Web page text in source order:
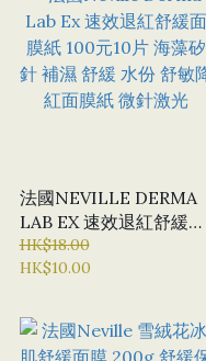
法國NEVILLE DERMA
LAB EX 速效退紅舒緩面
膜紙 100元10片 海藻矽
針 補濕 舒緩 水份 舒敏降
HK$18.00
HK$10.00